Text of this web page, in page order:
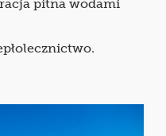
pitna wodami